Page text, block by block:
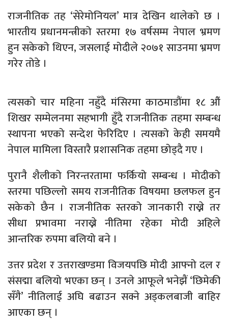
राजनीतिक तह ‘सेरेमोनियल’ मात्र देखिन थालेको छ ।
भारतीय प्रधानमन्त्रीको स्तरमा १७ वर्षसम्म नेपाल भ्रमण
हुन सकेको थिएन, जसलाई मोदीले २०७१ साउनमा भ्रमण
गरेर तोडे ।
त्यसको चार महिना नहुँदै मंसिरमा काठमाडौंमा १८ औं
शिखर सम्मेलनमा सहभागी हुँदै राजनीतिक तहमा सम्बन्ध
स्थापना भएको सन्देश फेरिदिए । त्यसको केही समयमै
नेपाल मामिला विस्तारै प्रशासनिक तहमा छोड्दै गए ।
पुरानै शैलीको निरन्तरतामा फर्कियो सम्बन्ध । मोदीको
स्तरमा पछिल्लो समय राजनीतिक विषयमा छलफल हुन
सकेको छैन । राजनीतिक स्तरको जानकारी राख्ने तर
सीधा प्रभावमा नराख्ने नीतिमा रहेका मोदी अहिले
आन्तरिक रुपमा बलियो बने ।
उत्तर प्रदेश र उत्तराखण्डमा विजयपछि मोदी आफ्नो दल र
संसद्मा बलियो भएका छन् । उनले आफूले भनेझैं ‘छिमेकी
सँगै’ नीतिलाई अघि बढाउन सक्ने अड्कलबाजी बाहिर
आएका छन् ।